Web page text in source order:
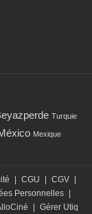
Turquie
Mexique
CGU CGV
Personnelles
Gérer Utiq